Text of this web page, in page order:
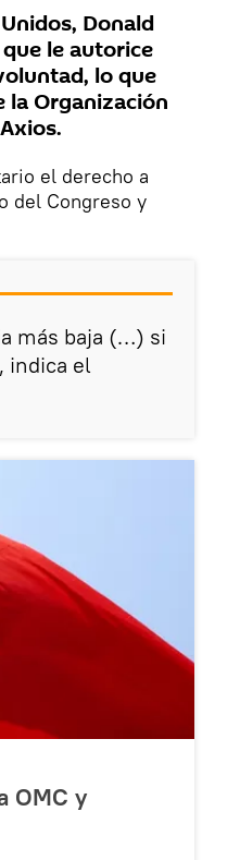
Donald
le autorice
lo que
la Organización
el derecho a
del Congreso y
más baja (…) si
indica el
OMC y